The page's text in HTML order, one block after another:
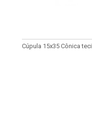
Cúpula 15x35 Cônica